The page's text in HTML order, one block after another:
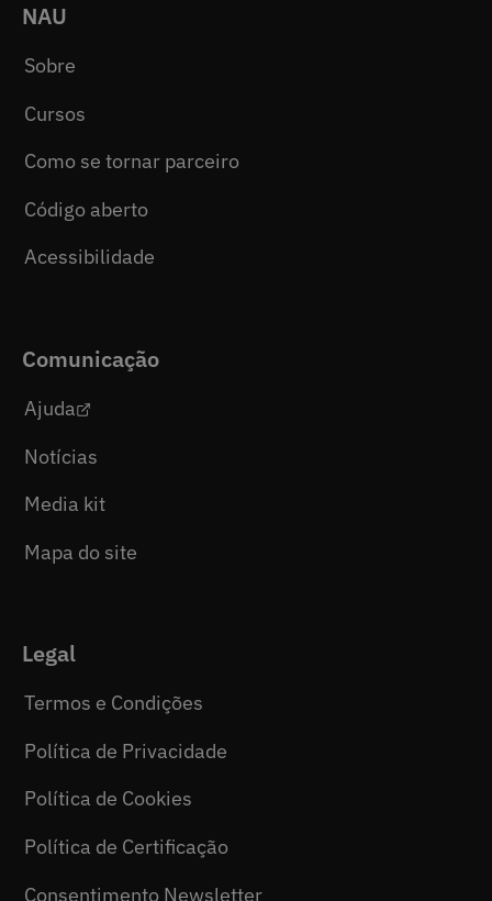
NAU
Sobre
Cursos
Como se tornar parceiro
Código aberto
Acessibilidade
Comunicação
Ajuda
Notícias
Media kit
Mapa do site
Legal
Termos e Condições
Política de Privacidade
Política de Cookies
Política de Certificação
Consentimento Newsletter